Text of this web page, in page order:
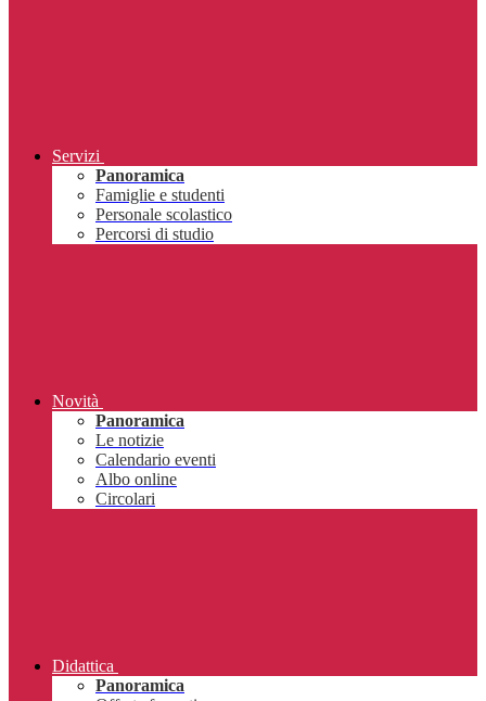
Servizi
Panoramica
Famiglie e studenti
Personale scolastico
Percorsi di studio
Novità
Panoramica
Le notizie
Calendario eventi
Albo online
Circolari
Didattica
Panoramica